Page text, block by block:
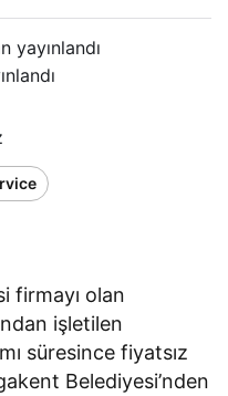
yayınlandı
firmayı olan
işletilen
süresince fiyatsız
Belediyesi’nden